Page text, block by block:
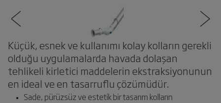
Küçük, esnek ve kullanımı kolay kolların gerekli
olduğu uygulamalarda havada dolaşan
tehlikeli kirletici maddelerin ekstraksiyonunun
en ideal ve en tasarruflu çözümüdür.
Sade, pürüzsüz ve estetik bir tasarım kolların